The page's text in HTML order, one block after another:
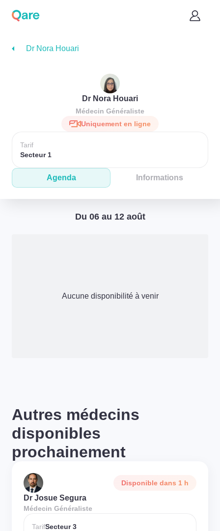
Dr Nora Houari
Dr Nora Houari
Médecin Généraliste
Uniquement en ligne
Tarif
Secteur 1
Agenda Informations
Du 06 au 12 août
Aucune disponibilité à venir
Autres médecins
disponibles
prochainement
Disponible dans 1 h
Dr Josue Segura
Médecin Généraliste
TarifSecteur 3